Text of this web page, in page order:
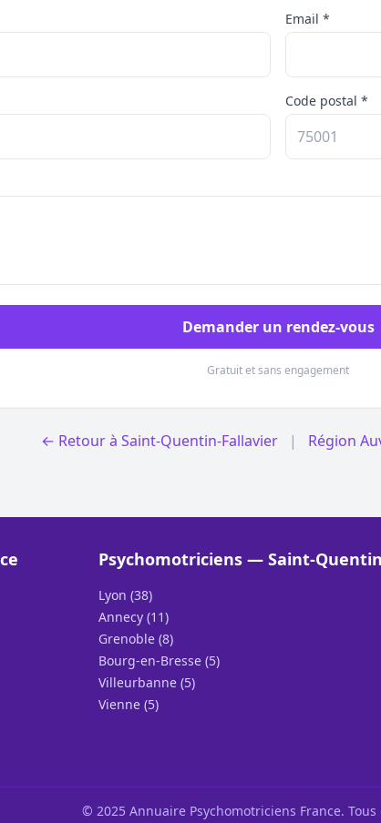
Email *
Code postal *
Demander un rendez-vous
Gratuit et sans engagement
← Retour à Saint-Quentin-Fallavier | Région
Psychomotriciens — Saint-
Lyon (38)
Annecy (11)
Grenoble (8)
Bourg-en-Bresse (5)
Villeurbanne (5)
Vienne (5)
© 2025 Annuaire Psychomotriciens France.